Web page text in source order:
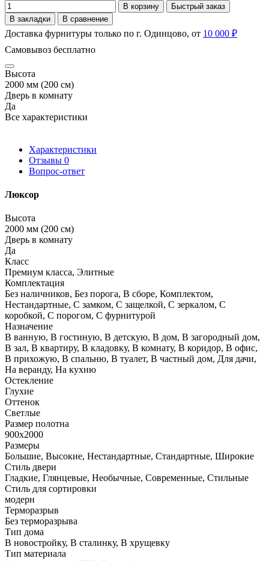
В корзину
Быстрый заказ
В закладки
В сравнение
Доставка фурнитуры только по г. Одинцово, от 10 000 ₽
Самовывоз бесплатно
Высота
2000 мм (200 см)
Дверь в комнату
Да
Все характеристики
Характеристики
Отзывы 0
Вопрос-ответ
Люксор
Высота
2000 мм (200 см)
Дверь в комнату
Да
Класс
Премиум класса, Элитные
Комплектация
Без наличников, Без порога, В сборе, Комплектом,
Нестандартные, С замком, С защелкой, С зеркалом, С
коробкой, С порогом, С фурнитурой
Назначение
В ванную, В гостиную, В детскую, В дом, В загородный дом,
В зал, В квартиру, В кладовку, В комнату, В коридор, В офис,
В прихожую, В спальню, В туалет, В частный дом, Для дачи,
На веранду, На кухню
Остекление
Глухие
Оттенок
Светлые
Размер полотна
900х2000
Размеры
Большие, Высокие, Нестандартные, Стандартные, Широкие
Стиль двери
Гладкие, Глянцевые, Необычные, Современные, Стильные
Стиль для сортировки
модерн
Терморазрыв
Без терморазрыва
Тип дома
В новостройку, В сталинку, В хрущевку
Тип материала